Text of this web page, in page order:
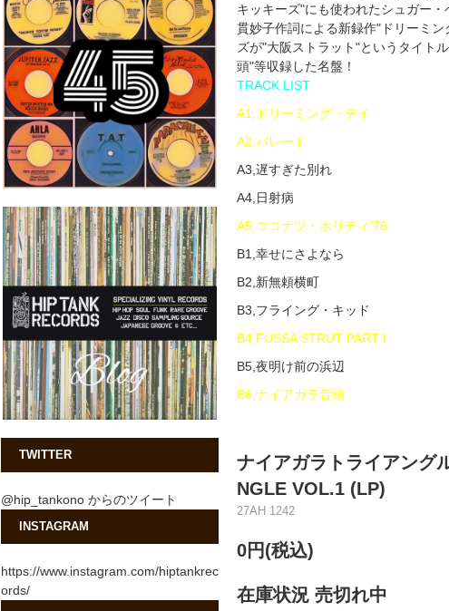
キッキーズ"にも使われたシュガー
貫妙子作詞による新録作"ドリーミ
ズが"大阪ストラット"というタイト
頭"等収録した名盤！
TRACK LIST
A1,ドリーミング・デイ
A2,パレード
A3,遅すぎた別れ
A4,日射病
A5,ココナツ・ホリディ’76
B1,幸せにさよなら
B2,新無頼横町
B3,フライング・キッド
B4,FUSSA STRUT PART I
B5,夜明け前の浜辺
B6,ナイアガラ音頭
ナイアガラトライアング
NGLE VOL.1 (LP)
27AH 1242
0円(税込)
在庫状況 売切れ中
TWITTER
@hip_tankono からのツイート
INSTAGRAM
https://www.instagram.com/hiptankrec
ords/